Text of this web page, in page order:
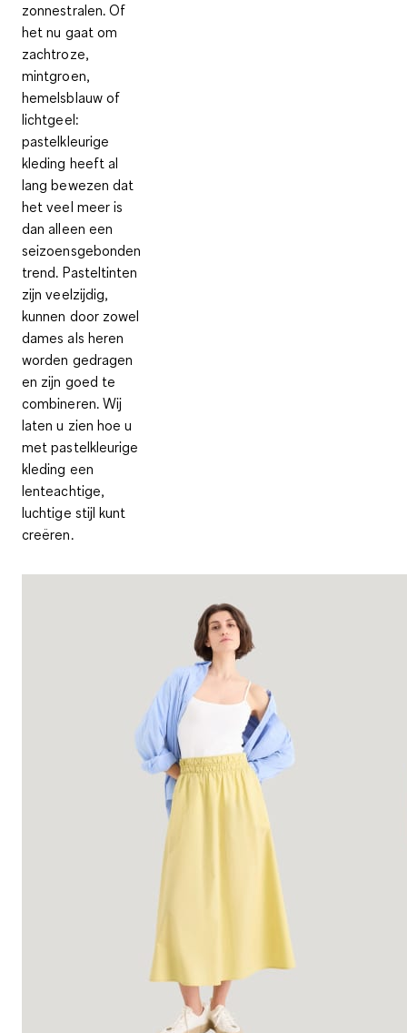
zonnestralen. Of
het nu gaat om
zachtroze,
mintgroen,
hemelsblauw of
lichtgeel:
pastelkleurige
kleding heeft al
lang bewezen dat
het veel meer is
dan alleen een
seizoensgebonden
trend. Pasteltinten
zijn veelzijdig,
kunnen door zowel
dames als heren
worden gedragen
en zijn goed te
combineren. Wij
laten u zien hoe u
met pastelkleurige
kleding een
lenteachtige,
luchtige stijl kunt
creëren.